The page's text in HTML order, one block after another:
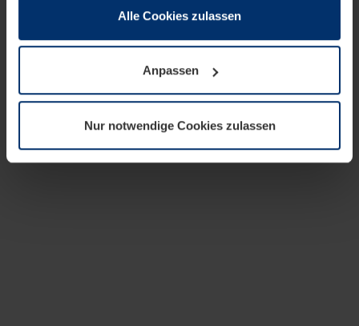
wenn diese für den Betrieb dieser Seite unbedingt
notwendig sind. Für alle anderen Cookie-Typen benötigen
wir Ihre Erlaubnis. Ihre Einwilligung können Sie jederzeit
Datenschutzerklärungunserer Website ändern oder
widerrufen.
Alle Cookies zulassen
Anpassen
Nur notwendige Cookies zulassen